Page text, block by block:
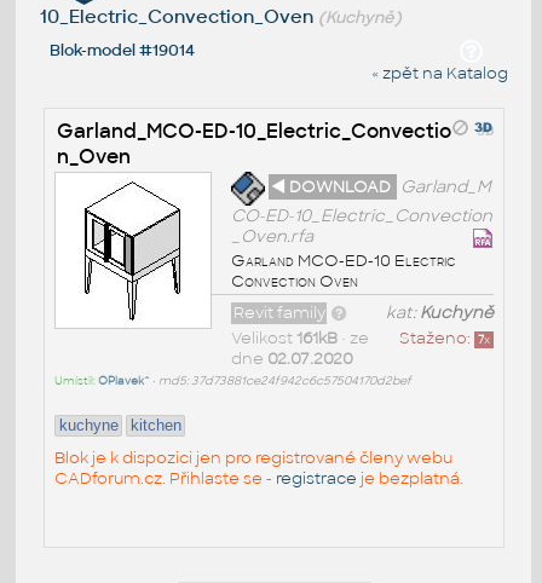
10_Electric_Convection_Oven (Kuchyně)
Blok-model #19014
« zpět na Katalog
Garland_MCO-ED-10_Electric_Convectio
n_Oven
◄ DOWNLOAD Garland_M
CO-ED-10_Electric_Convection
_Oven.rfa
Garland MCO-ED-10 Electric
Convection Oven
kat:Kuchyně
Revit family
Staženo: 7x
Velikost 161kB• ze
dne 02.07.2020
Umístil:OPlavek^ • md5: 37d73881ce24f942c6c57504170d2bef
kuchyne kitchen
Blok je k dispozici jen pro registrované členy webu
CADforum.cz. Přihlaste se - registrace je bezplatná.